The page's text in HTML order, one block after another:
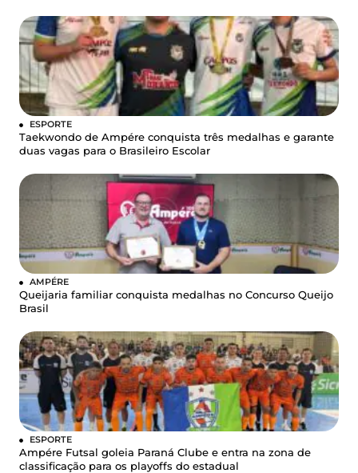
ESPORTE
Taekwondo de Ampére conquista três medalhas e garante
duas vagas para o Brasileiro Escolar
AMPÉRE
Queijaria familiar conquista medalhas no Concurso Queijo
Brasil
ESPORTE
Ampére Futsal goleia Paraná Clube e entra na zona de
classificação para os playoffs do estadual